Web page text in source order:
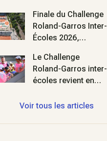
Finale du Challenge
Roland-Garros Inter-
Écoles 2026,
Le Challenge
Roland-Garros inter-
écoles revient en
Roland-Garros
Voir tous les articles